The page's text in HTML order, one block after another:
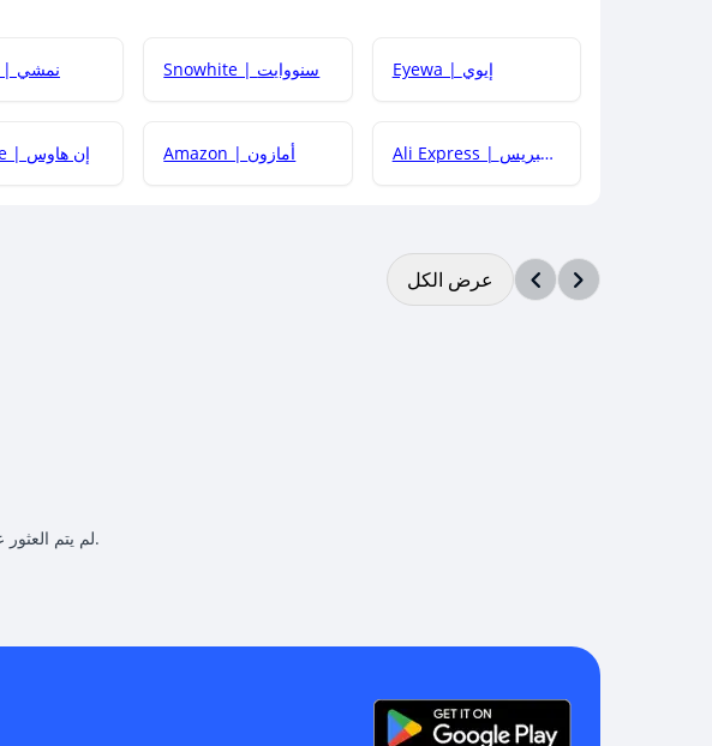
Namshi | نمشي Snowhite | سنووايت Eyewa | إيوي
In-House | إن هاوس Amazon | أمازون Ali Express | علي إكسبريس
عرض الكل
لم يتم العثور على مقالات مطابقة للبحث الذي تم تحديده.